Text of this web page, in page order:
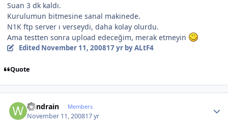
Suan 3 dk kaldı.
Kurulumun bitmesine sanal makinede.
N1K ftp server ı verseydi, daha kolay olurdu.
Ama testten sonra upload edeceğim, merak etmeyin
Edited November 11, 200817 yrby ALtF4
Quote
Windrain Members
November 11, 200817 yr